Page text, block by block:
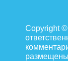
Copyright
размещены